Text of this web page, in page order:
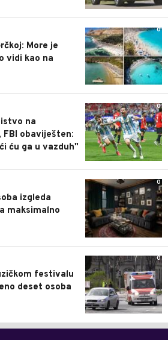
0
More je
vidi kao na
0
na
obaviješten:
ću ga u vazduh"
0
izgleda
maksimalno
0
festivalu
deset osoba